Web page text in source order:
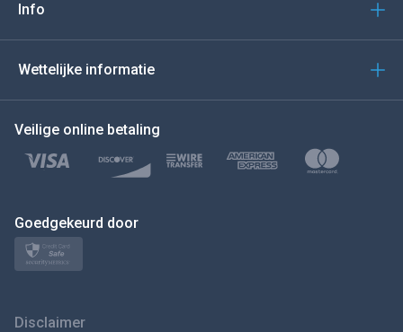
Türkçe
Polski
日本
Info
Wettelijke informatie
Veilige online betaling
Goedgekeurd door
Disclaimer